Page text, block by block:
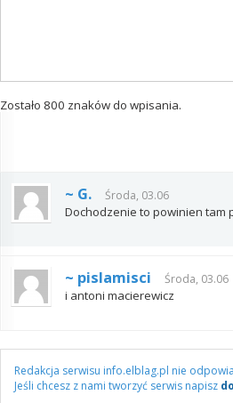
Zostało 800 znaków do wpisania.
~ G. Środa, 03.06
Dochodzenie to powinien tam
~ pislamisci Środa, 03.06
i antoni macierewicz
Redakcja serwisu info.elblag.pl nie
Jeśli chcesz z nami tworzyć serwis napisz